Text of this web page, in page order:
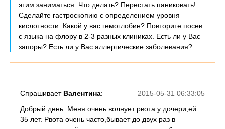
этим заниматься. Что делать? Перестать паниковать!
Сделайте гастроскопию с определением уровня
кислотности. Какой у вас гемоглобин? Повторите посев
с языка на флору в 2-3 разных клиниках. Есть ли у Вас
запоры? Есть ли у Вас аллергические заболевания?
2015-05-31 06:33:05
Спрашивает Валентина:
Добрый день. Меня очень волнует рвота у дочери,ей
35 лет. Рвота очень часто,бывает до двух раз в